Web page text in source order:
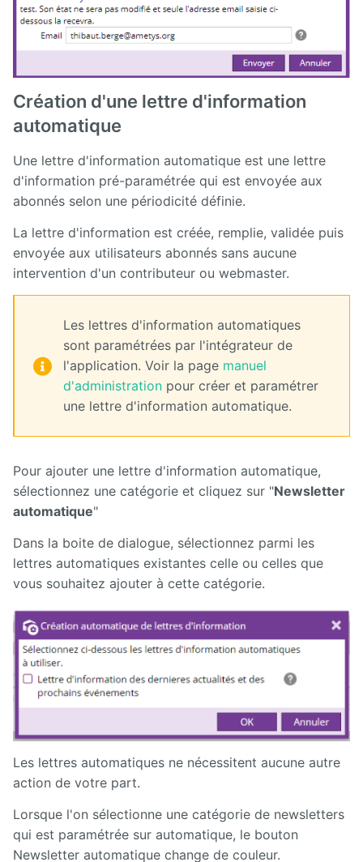
Création d'une lettre d'information
automatique
Une lettre d'information automatique est une lettre
d'information pré-paramétrée qui est envoyée aux
abonnés selon une périodicité définie.
La lettre d'information est créée, remplie, validée puis
envoyée aux utilisateurs abonnés sans aucune
intervention d'un contributeur ou webmaster.
Les lettres d'information automatiques
sont paramétrées par l'intégrateur de
l'application. Voir la page manuel
d'administration pour créer et paramétrer
une lettre d'information automatique.
Pour ajouter une lettre d'information automatique,
sélectionnez une catégorie et cliquez sur "Newsletter
automatique"
Dans la boite de dialogue, sélectionnez parmi les
lettres automatiques existantes celle ou celles que
vous souhaitez ajouter à cette catégorie.
Les lettres automatiques ne nécessitent aucune autre
action de votre part.
Lorsque l'on sélectionne une catégorie de newsletters
qui est paramétrée sur automatique, le bouton
Newsletter automatique change de couleur.